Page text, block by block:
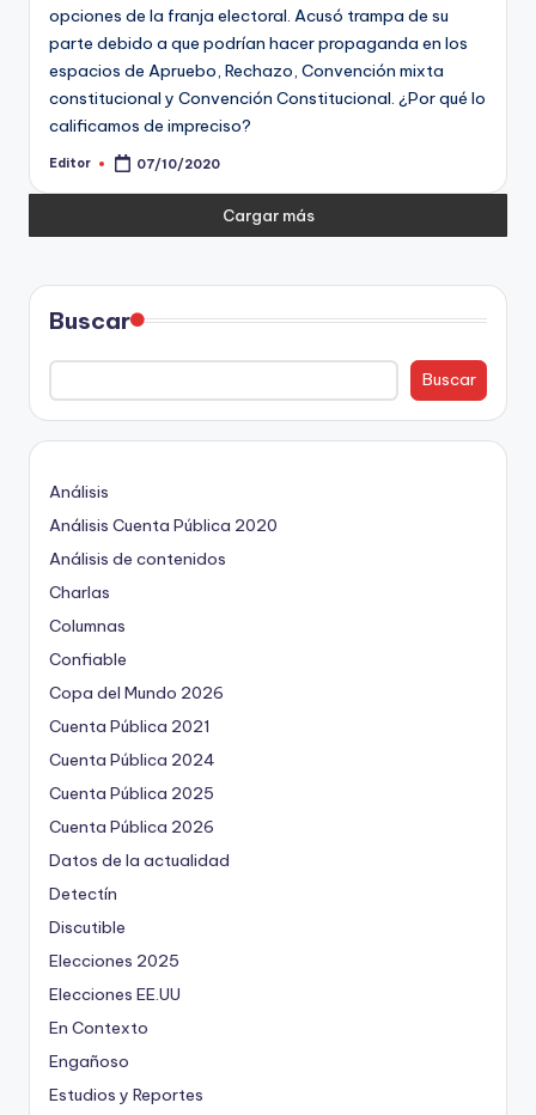
opciones de la franja electoral. Acusó trampa de su
parte debido a que podrían hacer propaganda en los
espacios de Apruebo, Rechazo, Convención mixta
constitucional y Convención Constitucional. ¿Por qué lo
calificamos de impreciso?
Publicado
Editor 07/10/2020
Cargar más
Buscar
Buscar
Análisis
Análisis Cuenta Pública 2020
Análisis de contenidos
Charlas
Columnas
Confiable
Copa del Mundo 2026
Cuenta Pública 2021
Cuenta Pública 2024
Cuenta Pública 2025
Cuenta Pública 2026
Datos de la actualidad
Detectín
Discutible
Elecciones 2025
Elecciones EE.UU
En Contexto
Engañoso
Estudios y Reportes